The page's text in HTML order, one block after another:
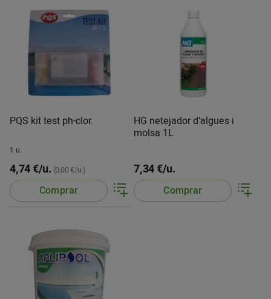
PQS kit test ph-clor.
1 u.
4,74 €/u. (0,00 €/u.)
Comprar
HG netejador d'algues i
molsa 1L
7,34 €/u.
Comprar